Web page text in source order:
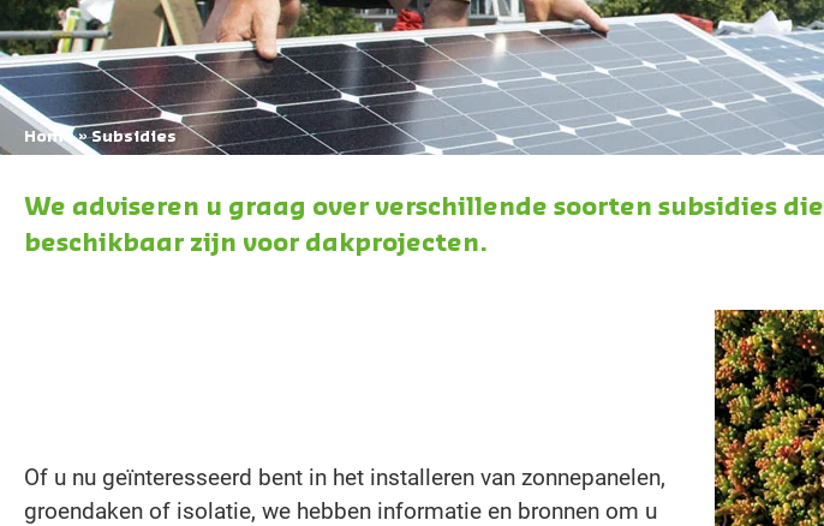
Home»Subsidies
We adviseren u graag over verschillende soorten subsidies die
beschikbaar zijn voor dakprojecten.
Of u nu geïnteresseerd bent in het installeren van zonnepanelen,
groendaken of isolatie, we hebben informatie en bronnen om u